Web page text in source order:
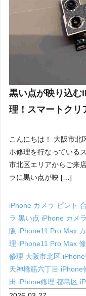
黒い点が映り込
理！スマートクリ
こんにちは！ 大阪市北
ホ修理を行なっている
市北区エリアからご来
ラに黒い点が映 […]
iPhone カメラ ピント
ラ 黒い点 iPhone カメ
阪 iPhone11 Pro Max
理 iPhone11 Pro Max
修理 大阪市北区
天神橋筋六丁目 iPhone
田 iPhone修理都島区